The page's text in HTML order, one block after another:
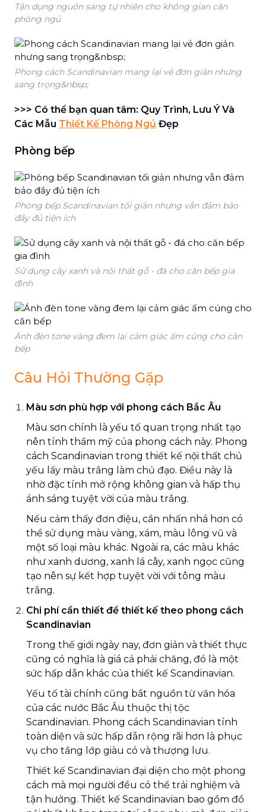
Tận dụng nguồn sáng tự nhiên cho không gian căn
phòng ngủ
Phong cách Scandinavian mang lại vẻ đơn giản nhưng
sang trọng&nbsp;
>>> Có thể bạn quan tâm: Quy Trình, Lưu Ý Và
Các Mẫu Thiết Kế Phòng Ngủ Đẹp
Phòng bếp
Phòng bếp Scandinavian tối giản nhưng vẫn đảm bảo
đầy đủ tiện ích
Sử dụng cây xanh và nội thất gỗ - đá cho căn bếp gia
đình
Ánh đèn tone vàng đem lại cảm giác ấm cúng cho căn
bếp
Câu Hỏi Thường Gặp
Màu sơn phù hợp với phong cách Bắc Âu
Màu sơn chính là yếu tố quan trọng nhất tạo
nên tính thẩm mỹ của phong cách này. Phong
cách Scandinavian trong thiết kế nội thất chủ
yếu lấy màu trắng làm chủ đạo. Điều này là
nhờ đặc tính mở rộng không gian và hấp thụ
ánh sáng tuyệt vời của màu trắng.
Nếu cảm thấy đơn điệu, cần nhấn nhá hơn có
thể sử dụng màu vàng, xám, màu lông vũ và
một số loại màu khác. Ngoài ra, các màu khác
như xanh dương, xanh lá cây, xanh ngọc cũng
tạo nên sự kết hợp tuyệt vời với tông màu
trắng.
Chi phí cần thiết để thiết kế theo phong cách
Scandinavian
Trong thế giới ngày nay, đơn giản và thiết thực
cũng có nghĩa là giá cả phải chăng, đó là một
sức hấp dẫn khác của thiết kế Scandinavian.
Yếu tố tài chính cũng bắt nguồn từ văn hóa
của các nước Bắc Âu thuộc thị tộc
Scandinavian. Phong cách Scandinavian tính
toàn diện và sức hấp dẫn rộng rãi hơn là phục
vụ cho tầng lớp giàu có và thượng lưu.
Thiết kế Scandinavian đại diện cho một phong
cách mà mọi người đều có thể trải nghiệm và
tận hưởng. Thiết kế Scandinavian bao gồm đồ